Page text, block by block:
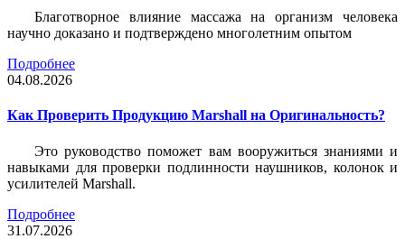
Благотворное влияние массажа на организм человека
научно доказано и подтверждено многолетним опытом
Подробнее
04.08.2026
Как Проверить Продукцию Marshall на Оригинальность?
Это руководство поможет вам вооружиться знаниями и
навыками для проверки подлинности наушников, колонок и
усилителей Marshall.
Подробнее
31.07.2026